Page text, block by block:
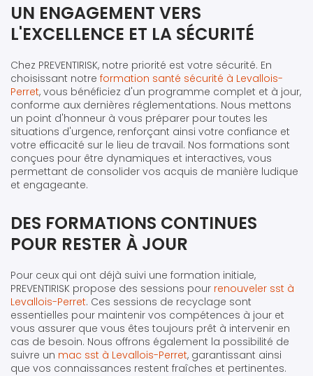
UN ENGAGEMENT VERS
L'EXCELLENCE ET LA SÉCURITÉ
Chez PREVENTIRISK, notre priorité est votre sécurité. En
choisissant notre formation santé sécurité à Levallois-
Perret, vous bénéficiez d'un programme complet et à jour,
conforme aux dernières réglementations. Nous mettons
un point d'honneur à vous préparer pour toutes les
situations d'urgence, renforçant ainsi votre confiance et
votre efficacité sur le lieu de travail. Nos formations sont
conçues pour être dynamiques et interactives, vous
permettant de consolider vos acquis de manière ludique
et engageante.
DES FORMATIONS CONTINUES
POUR RESTER À JOUR
Pour ceux qui ont déjà suivi une formation initiale,
PREVENTIRISK propose des sessions pour renouveler sst à
Levallois-Perret. Ces sessions de recyclage sont
essentielles pour maintenir vos compétences à jour et
vous assurer que vous êtes toujours prêt à intervenir en
cas de besoin. Nous offrons également la possibilité de
suivre un mac sst à Levallois-Perret, garantissant ainsi
que vos connaissances restent fraîches et pertinentes.